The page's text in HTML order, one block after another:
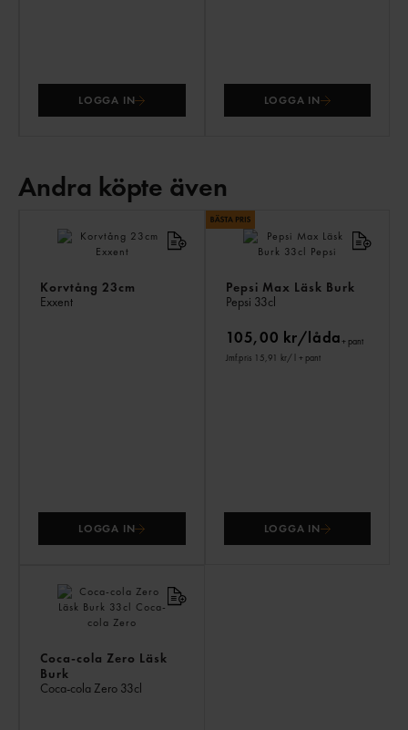
LOGGA IN LOGGA IN
Andra köpte även
Korvtång 23cm
Exxent
LOGGA IN
Pepsi Max Läsk Burk
Pepsi 33cl
105,00 kr/låda+ pant
Jmf.pris 15,91 kr/ l + pant
LOGGA IN
Coca-cola Zero Läsk
Burk
Coca-cola Zero 33cl